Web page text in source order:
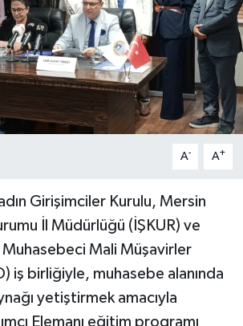
A- A+
Girişimciler Kurulu, Mersin
İl Müdürlüğü (İŞKUR) ve
Mali Müşavirler
iş birliğiyle, muhasebe alanında
yetiştirmek amacıyla
Elemanı eğitim programı